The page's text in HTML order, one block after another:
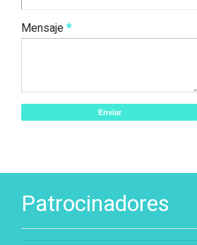
Mensaje *
Patrocinadores